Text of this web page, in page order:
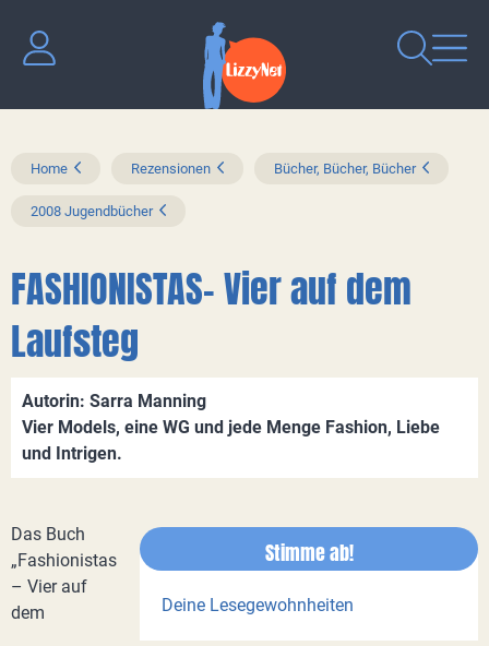
Home Rezensionen Bücher, Bücher, Bücher
2008 Jugendbücher
FASHIONISTAS- Vier auf dem
Laufsteg
Autorin: Sarra Manning
Vier Models, eine WG und jede Menge Fashion, Liebe
und Intrigen.
Stimme ab!
Deine Lesegewohnheiten
Das Buch
„Fashionistas
– Vier auf
dem